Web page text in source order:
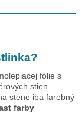
?
fólie s
stien.
stene iba farebný
farby